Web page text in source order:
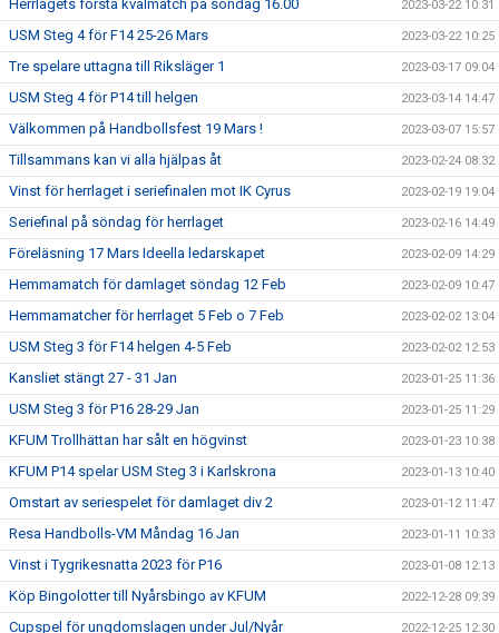
Herrlagets första kvalmatch på söndag 16.00 2023-03-22 10:31
USM Steg 4 för F14 25-26 Mars 2023-03-22 10:25
Tre spelare uttagna till Riksläger 1 2023-03-17 09:04
USM Steg 4 för P14 till helgen 2023-03-14 14:47
Välkommen på Handbollsfest 19 Mars ! 2023-03-07 15:57
Tillsammans kan vi alla hjälpas åt 2023-02-24 08:32
Vinst för herrlaget i seriefinalen mot IK Cyrus 2023-02-19 19:04
Seriefinal på söndag för herrlaget 2023-02-16 14:49
Föreläsning 17 Mars Ideella ledarskapet 2023-02-09 14:29
Hemmamatch för damlaget söndag 12 Feb 2023-02-09 10:47
Hemmamatcher för herrlaget 5 Feb o 7 Feb 2023-02-02 13:04
USM Steg 3 för F14 helgen 4-5 Feb 2023-02-02 12:53
Kansliet stängt 27 - 31 Jan 2023-01-25 11:36
USM Steg 3 för P16 28-29 Jan 2023-01-25 11:29
KFUM Trollhättan har sålt en högvinst 2023-01-23 10:38
KFUM P14 spelar USM Steg 3 i Karlskrona 2023-01-13 10:40
Omstart av seriespelet för damlaget div 2 2023-01-12 11:47
Resa Handbolls-VM Måndag 16 Jan 2023-01-11 10:33
Vinst i Tygrikesnatta 2023 för P16 2023-01-08 12:13
Köp Bingolotter till Nyårsbingo av KFUM 2022-12-28 09:39
Cupspel för ungdomslagen under Jul/Nyår 2022-12-25 12:30